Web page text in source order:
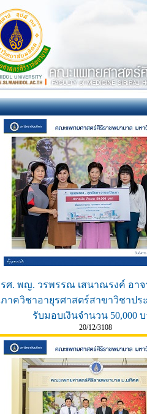
รศ. พญ. วรพรรณ เสนาณรงค์ อาจ
ภาควิชาอายุรศาสตร์สาขาวิชาปร
รับมอบเงินจำนวน 50,000
20/12/3108